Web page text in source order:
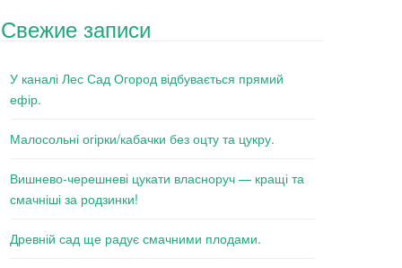
Свежие записи
У каналі Лес Сад Огород відбувається прямий
ефір.
Малосольні огірки/кабачки без оцту та цукру.
Вишнево-черешневі цукати власноруч — кращі та
смачніші за родзинки!
Древній сад ще радує смачними плодами.